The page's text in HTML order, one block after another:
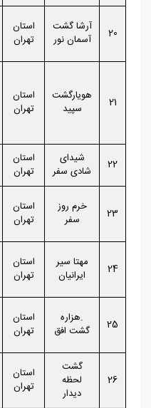
20
آرشا گشت
آسمان نور
استان
تهران
21
هویارگشت
سپید
استان
تهران
22
شیدای
شادی سفر
استان
تهران
23
خرم روز
سفر
استان
تهران
24
مهتا سیر
ایرانیان
استان
تهران
25
.هزاره
گشت افق
استان
تهران
26
گشت
لحظه
دیدار
استان
تهران